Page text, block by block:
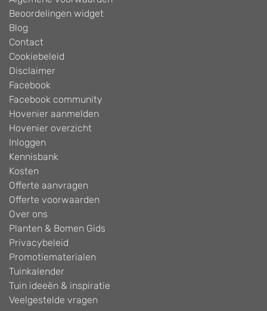
Beoordelingen widget
Blog
Contact
Cookiebeleid
Disclaimer
Facebook
Facebook community
Hovenier aanmelden
Hovenier overzicht
Inloggen
Kennisbank
Kosten
Offerte aanvragen
Offerte voorwaarden
Over ons
Planten & Bomen Gids
Privacybeleid
Promotiematerialen
Tuinkalender
Tuin ideeën & inspiratie
Veelgestelde vragen